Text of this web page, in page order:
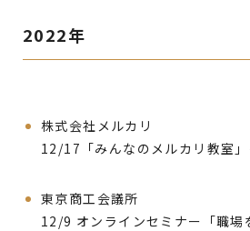
2022年
株式会社メルカリ
12/17「みんなのメルカリ教室
東京商工会議所
12/9 オンラインセミナー「職場